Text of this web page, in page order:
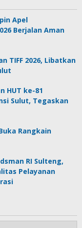
Apel
Berjalan Aman
TIFF 2026, Libatkan
HUT ke-81
Sulut, Tegaskan
Rangkain
RI Sulteng,
Pelayanan